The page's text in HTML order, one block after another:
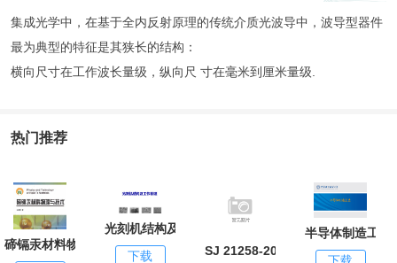
集成光学中，在基于全内反射原理的传统介质光波导中，波导型器件
最为典型的特征是其狭长的结构：
横向尺寸在工作波长量级，纵向尺 寸在毫米到厘米量级.
热门推荐
碲镉汞材料物理与技术
光刻机结构及工作原理
下载
SJ 21258-2018 干法刻蚀设备工
半导体制造工
下载